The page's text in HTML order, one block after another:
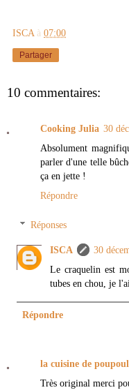
ISCA à 07:00
Partager
10 commentaires:
Cooking Julia 30
Absolument
parler d'une telle
ça en jette !
Répondre
Réponses
ISCA
30
Le craquelin est
tubes en chou, je
Répondre
la cuisine de
Très original merci